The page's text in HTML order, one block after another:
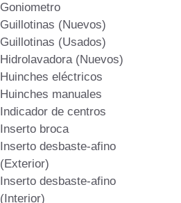
Goniometro
Guillotinas (Nuevos)
Guillotinas (Usados)
Hidrolavadora (Nuevos)
Huinches eléctricos
Huinches manuales
Indicador de centros
Inserto broca
Inserto desbaste-afino
(Exterior)
Inserto desbaste-afino
(Interior)